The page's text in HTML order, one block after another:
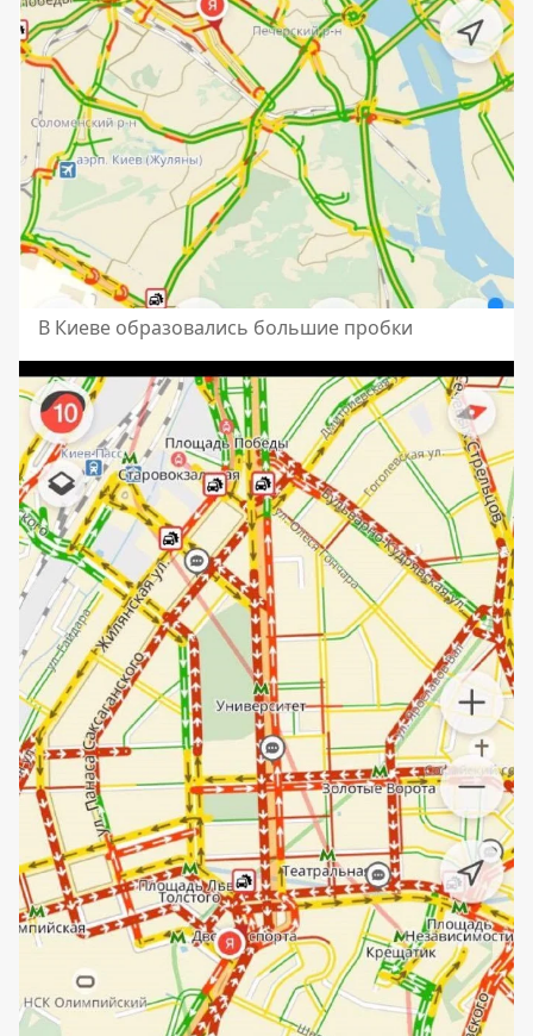
В Киеве образовались большие пробки